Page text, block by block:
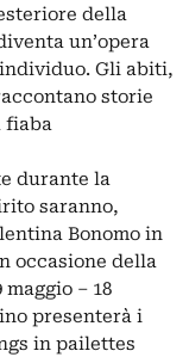
della
un’opera
Gli abiti,
storie
fiaba
durante la
saranno,
Bonomo in
occasione della
– 18
presenterà i
in pailettes